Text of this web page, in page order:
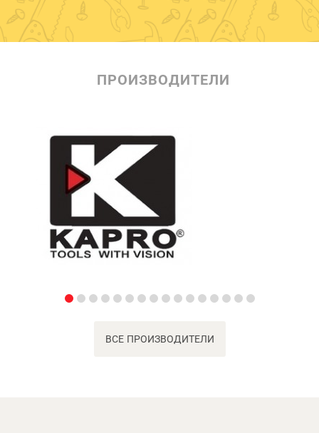
ПРОИЗВОДИТЕЛИ
ВСЕ ПРОИЗВОДИТЕЛИ